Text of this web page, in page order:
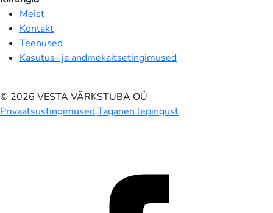
Meist
Kontakt
Teenused
Kasutus- ja andmekaitsetingimused
© 2026 VESTA VÄRKSTUBA OÜ
PrivaatsustingimusedTaganen lepingust